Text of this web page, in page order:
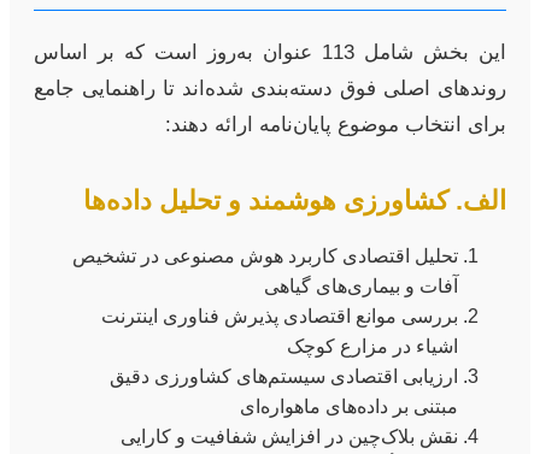
این بخش شامل 113 عنوان به‌روز است که بر اساس
روندهای اصلی فوق دسته‌بندی شده‌اند تا راهنمایی جامع
برای انتخاب موضوع پایان‌نامه ارائه دهند:
الف. کشاورزی هوشمند و تحلیل داده‌ها
تحلیل اقتصادی کاربرد هوش مصنوعی در تشخیص
آفات و بیماری‌های گیاهی
بررسی موانع اقتصادی پذیرش فناوری اینترنت
اشیاء در مزارع کوچک
ارزیابی اقتصادی سیستم‌های کشاورزی دقیق
مبتنی بر داده‌های ماهواره‌ای
نقش بلاک‌چین در افزایش شفافیت و کارایی